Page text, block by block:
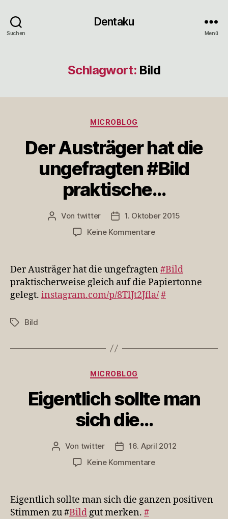
Suchen
Dentaku
Menü
Schlagwort: Bild
Kategorien
MICROBLOG
Der Austräger hat die
ungefragten #Bild
praktische…
Beitragsautor
Von twitter Veröffentlichungsdatum
1. Oktober 2015
Keine Kommentarezu
hat
die
ungefragten
#Bild
Der Austräger hat die ungefragten #Bild
praktischerweise gleich auf die Papiertonne
gelegt. instagram.com/p/8TlJt2Jfla/#
Schlagwörter
Bild
Kategorien
MICROBLOG
Eigentlich sollte man
sich die…
Beitragsautor
Von twitter Veröffentlichungsdatum
16. April 2012
Keine Kommentarezu
man
Eigentlich sollte man sich die ganzen positiven
Stimmen zu #Bildgut merken. #